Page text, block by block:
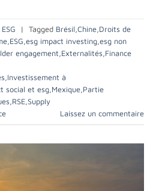
| Tagged Brésil Chine Droits de
ESG esg impact investing esg non
engagement Externalités Finance
Investissement à
social et esg Mexique Partie
RSE Supply
Laissez un commentaire